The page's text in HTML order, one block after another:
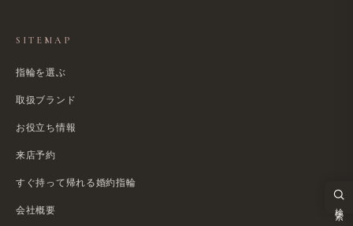
SITEMAP
指輪を選ぶ
取扱ブランド
お役立ち情報
来店予約
すぐ​持って帰れる​婚約指輪
会社概要